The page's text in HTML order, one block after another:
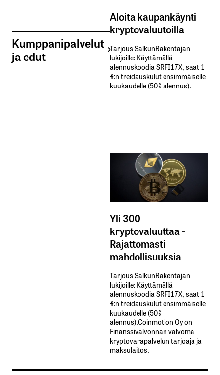
Kumppanipalvelut
ja edut
Aloita kaupankäynti
kryptovaluutoilla
Tarjous SalkunRakentajan
lukijoille: Käyttämällä​ ​
alennuskoodia​ ​SRFI17X,​ ​saat​ ​1
%:n treidauskulut​ ​ensimmäiselle​ ​
kuukaudelle​ ​(50%​ ​alennus).
Yli 300
kryptovaluuttaa -
Rajattomasti
mahdollisuuksia
Tarjous SalkunRakentajan
lukijoille: Käyttämällä​ ​
alennuskoodia​ ​SRFI17X,​ ​saat​ ​1
%:n treidauskulut​ ​ensimmäiselle​ ​
kuukaudelle​ ​(50%​ ​
alennus).Coinmotion Oy on
Finanssivalvonnan valvoma
kryptovarapalvelun tarjoaja ja
maksulaitos.